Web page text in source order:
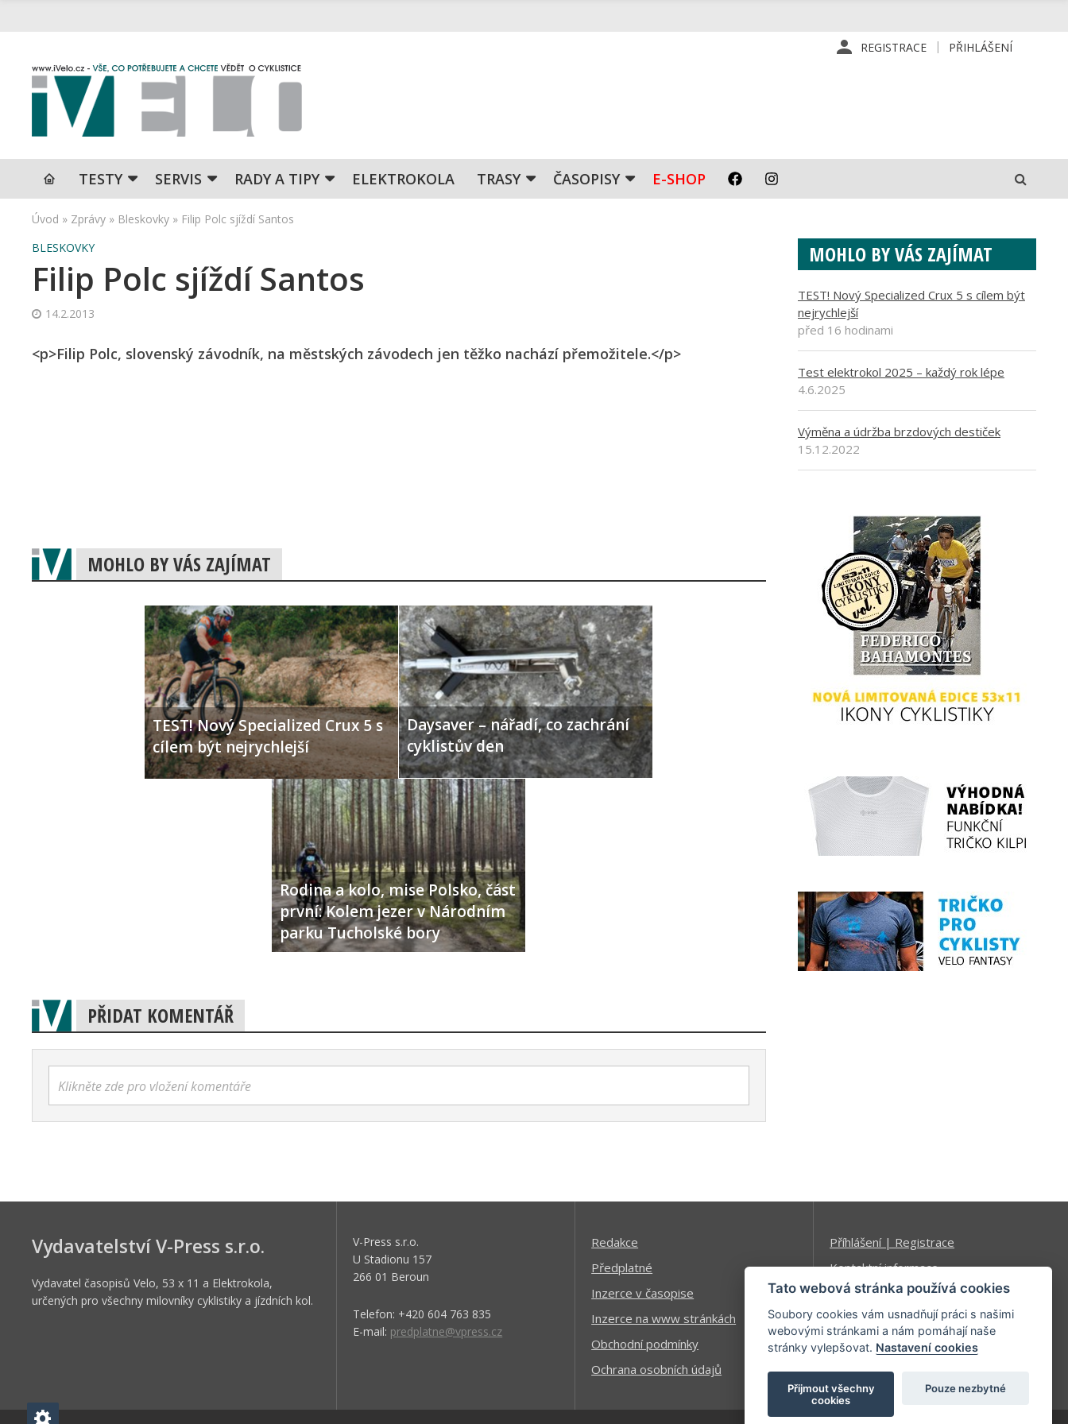
REGISTRACE PŘIHLÁŠENÍ
TESTY SERVIS RADY A TIPY ELEKTROKOLA TRASY ČASOPISY E-SHOP
Úvod » Zprávy » Bleskovky » Filip Polc sjíždí Santos
BLESKOVKY
Filip Polc sjíždí Santos
14.2.2013
<p>Filip Polc, slovenský závodník, na městských závodech jen těžko nachází přemožitele.</p>
MOHLO BY VÁS ZAJÍMAT
TEST! Nový Specialized Crux 5 s
cílem být nejrychlejší
Daysaver – nářadí, co zachrání
cyklistův den
Rodina a kolo, mise Polsko, část
první: Kolem jezer v Národním
parku Tucholské bory
PŘIDAT KOMENTÁŘ
Klikněte zde pro vložení komentáře
MOHLO BY VÁS ZAJÍMAT
TEST! Nový Specialized Crux 5 s cílem být
nejrychlejší
před 16 hodinami
Test elektrokol 2025 – každý rok lépe
4.6.2025
Výměna a údržba brzdových destiček
15.12.2022
Vydavatelství V-Press s.r.o.
Vydavatel časopisů Velo, 53 x 11 a Elektrokola,
určených pro všechny milovníky cyklistiky a jízdních kol.
V-Press s.r.o.
U Stadionu 157
266 01 Beroun
Telefon: +420 604 763 835
E-mail: predplatne@vpress.cz
Redakce
Předplatné
Inzerce v časopise
Inzerce na www stránkách
Obchodní podmínky
Ochrana osobních údajů
Příhlášení | Registrace
Kontaktní informace
Mapa stránek
Tato webová stránka používá cookies
Soubory cookies vám usnadňují práci s našimi
webovými stránkami a nám pomáhají naše
stránky vylepšovat. Nastavení cookies
Přijmout všechny
cookies
Pouze nezbytné